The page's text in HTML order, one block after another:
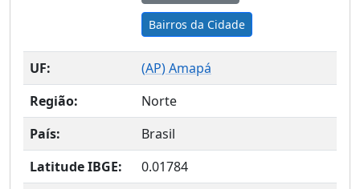
Bairros da Cidade
UF: (AP) Amapá
Região:
Norte
País:
Brasil
Latitude IBGE:
0.01784